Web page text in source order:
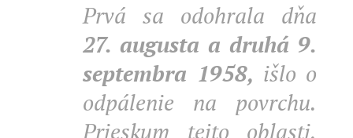
Prvá sa odohrala dňa
27. augusta a druhá 9.
septembra 1958, išlo o
odpálenie na povrchu.
Prieskum tejto oblasti,